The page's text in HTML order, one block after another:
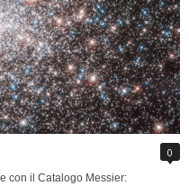
0
con il Catalogo Messier: